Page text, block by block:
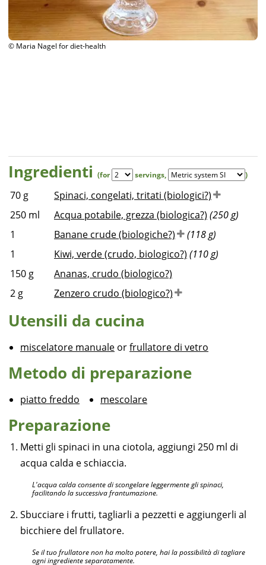
diet-health
Ingredienti (for servings, )
70 g
Spinaci, congelati, tritati (biologici?)
250 ml Acqua potabile, grezza (biologica?) (250 g)
1
Banane crude (biologiche?)
(118 g)
1
Kiwi, verde (crudo, biologico?) (110 g)
150 g
Ananas, crudo (biologico?)
2 g Zenzero crudo (biologico?)
Utensili da cucina
miscelatore manuale orfrullatore di vetro
Metodo di preparazione
piatto freddo mescolare
Preparazione
Metti gli spinaci in una ciotola, aggiungi 250 ml di
acqua calda e schiaccia.
L'acqua calda consente di scongelare leggermente gli spinaci,
facilitando la successiva frantumazione.
Sbucciare i frutti, tagliarli a pezzetti e aggiungerli al
bicchiere del frullatore.
Se il tuo frullatore non ha molto potere, hai la possibilità di tagliare
ogni ingrediente separatamente.